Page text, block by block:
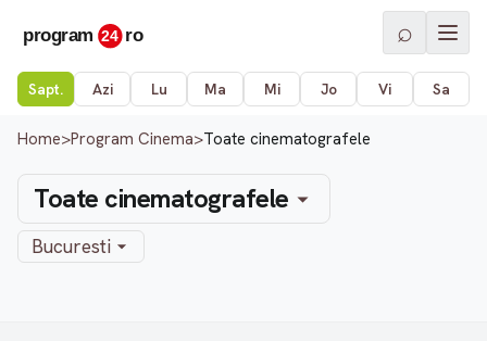
⌕
Sapt. Azi Lu Ma Mi Jo Vi Sa
Home>Program Cinema>Toate cinematografele
Toate cinematografele
Bucuresti